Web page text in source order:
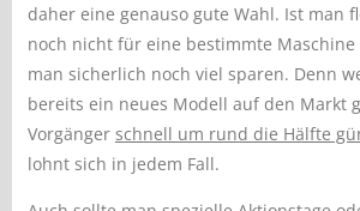
daher eine genauso gute Wahl. Ist man
noch nicht für eine bestimmte
man sicherlich noch viel sparen. Denn
bereits ein neues Modell auf den Markt
Vorgängerschnell um rund die Hälfte
lohnt sich in jedem Fall.